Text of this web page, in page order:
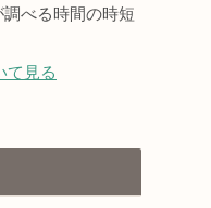
べる時間の時短
て見る